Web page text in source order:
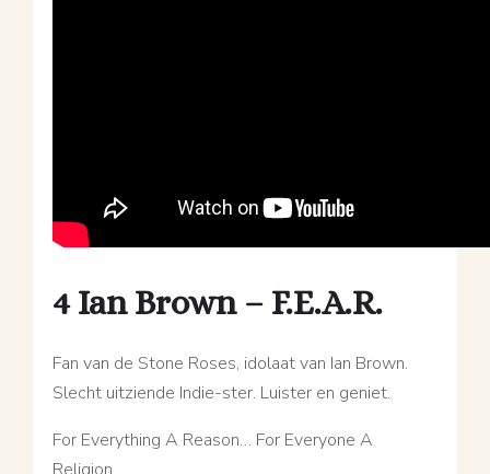
4 Ian Brown – F.E.A.R.
Fan van de Stone Roses, idolaat van Ian Brown.
Slecht uitziende Indie-ster. Luister en geniet.
For Everything A Reason… For Everyone A